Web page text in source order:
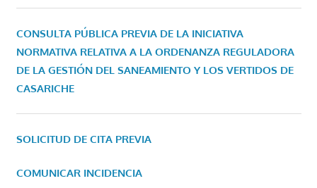
CONSULTA PÚBLICA PREVIA DE LA INICIATIVA
NORMATIVA RELATIVA A LA ORDENANZA REGULADORA
DE LA GESTIÓN DEL SANEAMIENTO Y LOS VERTIDOS DE
CASARICHE
SOLICITUD DE CITA PREVIA
COMUNICAR INCIDENCIA